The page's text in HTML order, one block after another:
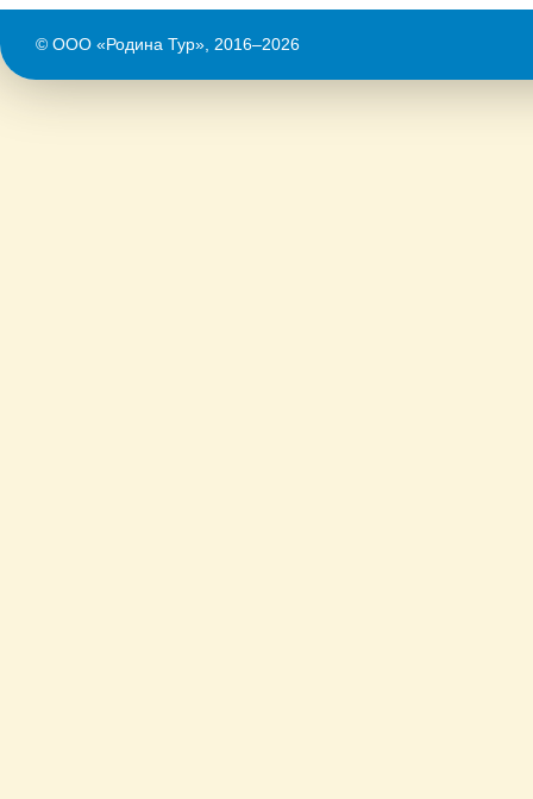
© ООО «Родина Тур», 2016–2026